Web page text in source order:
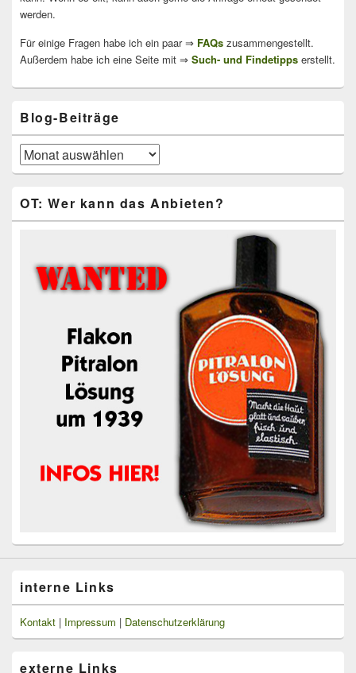
werden.
Für einige Fragen habe ich ein paar ⇒ FAQs zusammengestellt.
Außerdem habe ich eine Seite mit ⇒ Such- und Findetipps erstellt.
Blog-Beiträge
Blog-
Beiträge
OT: Wer kann das Anbieten?
interne Links
Kontakt | Impressum | Datenschutzerklärung
externe Links